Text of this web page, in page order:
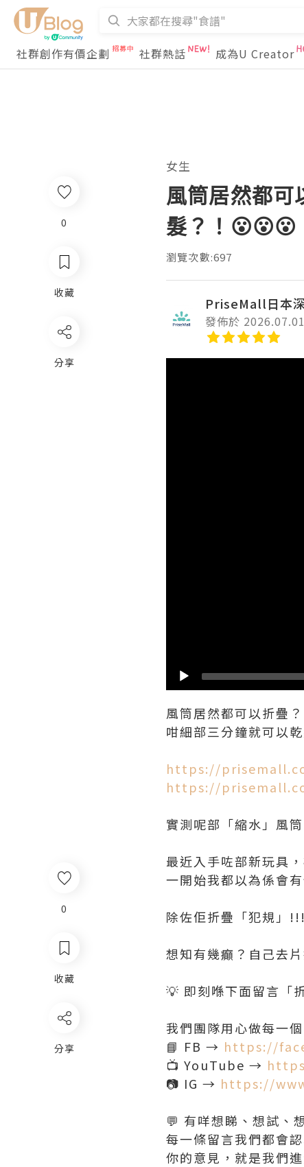
社群創作有價企劃
社群熱話 成為U Creator
0
收藏
分享
女生
風筒居然都
髮？！😮😮😮
瀏覽次數:697
PriseMall日本
發佈於 2026.07.01
風筒居然都可以折疊
咁細部三分鐘就可以
https://
https://
實測呢部「縮水」風
最近入手咗部新玩具
一開始我都以為係會
除佐佢折疊「犯規」
想知有幾癲？自己去
💡 即刻喺下面留言「
我們團隊用心做每一
📘 FB → https://
📺 YouTube →
📷 IG → https://
💬 有咩想睇、想試、
每一條留言我們都會
你的意見，就是我們
0
收藏
分享